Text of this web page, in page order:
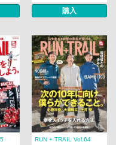
購入
RUN + TRAIL Vol.64